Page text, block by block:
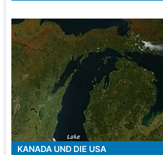
KANADA UND DIE USA